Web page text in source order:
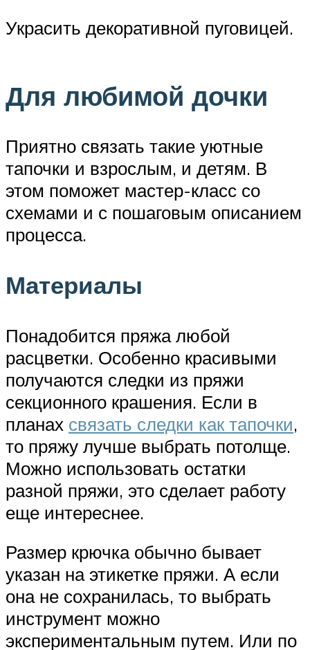
Украсить декоративной пуговицей.
Для любимой дочки
Приятно связать такие уютные
тапочки и взрослым, и детям. В
этом поможет мастер-класс со
схемами и с пошаговым описанием
процесса.
Материалы
Понадобится пряжа любой
расцветки. Особенно красивыми
получаются следки из пряжи
секционного крашения. Если в
планах связать следки как тапочки,
то пряжу лучше выбрать потолще.
Можно использовать остатки
разной пряжи, это сделает работу
еще интереснее.
Размер крючка обычно бывает
указан на этикетке пряжи. А если
она не сохранилась, то выбрать
инструмент можно
экспериментальным путем. Или по